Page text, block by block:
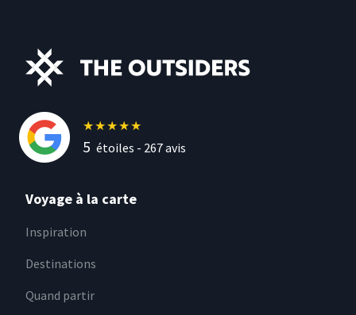
★★★★★
5 étoiles - 267avis
Voyage à la carte
Inspiration
Destinations
Quand partir